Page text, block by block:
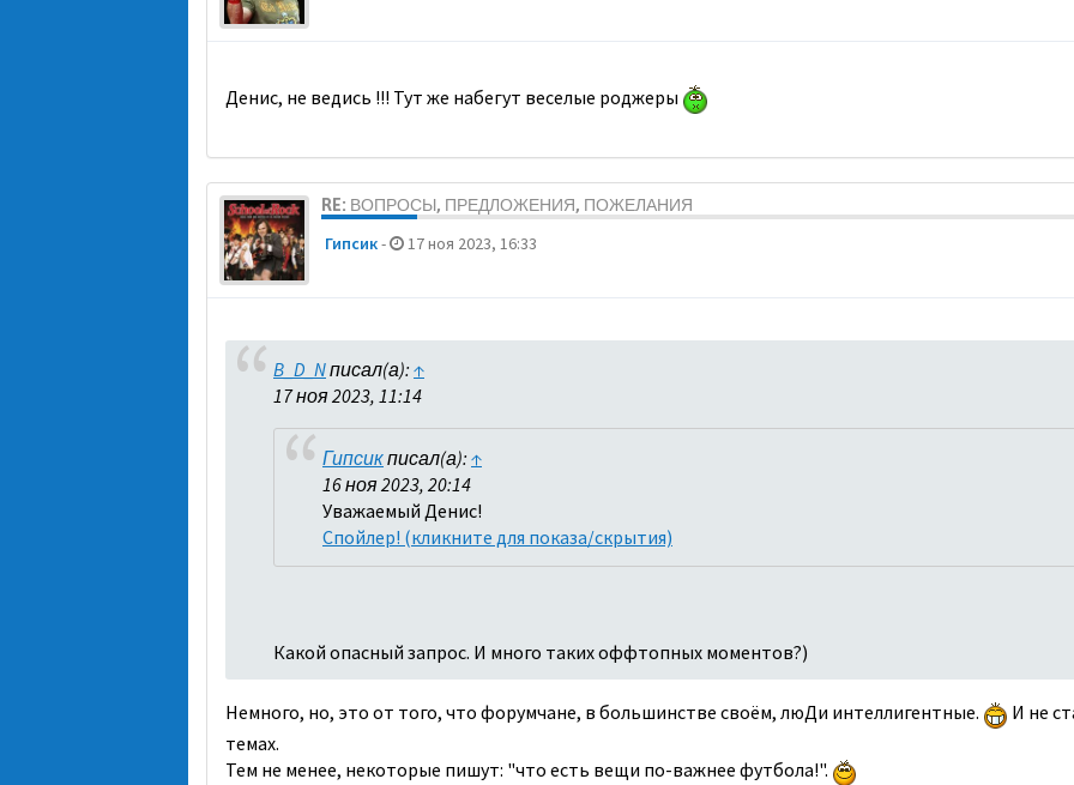
Денис, не ведись !!! Тут же набегут веселые роджеры
RE: ВОПРОСЫ, ПРЕДЛОЖЕНИЯ, ПОЖЕЛАНИЯ
Гипсик- 17 ноя 2023, 16:33
B_D_Nписал(а): ↑
17 ноя 2023, 11:14
Гипсикписал(а): ↑
16 ноя 2023, 20:14
Уважаемый Денис!
Спойлер! (кликните для показа/скрытия)
Какой опасный запрос. И много таких оффтопных моментов?)
Немного, но, это от того, что форумчане, в большинстве своём, люДи интеллигентные.
И не
темах.
Тем не менее, некоторые пишут: "что есть вещи по-важнее футбола!".